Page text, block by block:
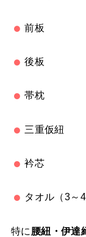
前板
後板
帯枕
三重仮紐
衿芯
タオル（3～4
特に 腰紐・伊達